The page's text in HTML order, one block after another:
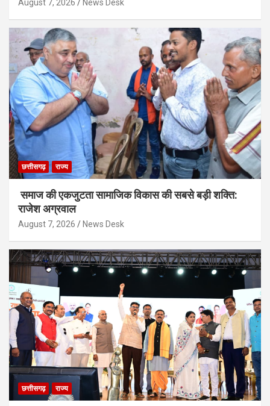
August 7, 2026 News Desk
छत्तीसगढ़ राज्य
समाज की एकजुटता सामाजिक विकास की सबसे बड़ी शक्ति:
राजेश अग्रवाल
August 7, 2026 News Desk
छत्तीसगढ़ राज्य